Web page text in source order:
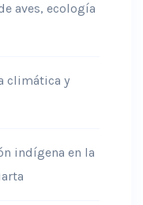
aves, ecología
climática y
indígena en la